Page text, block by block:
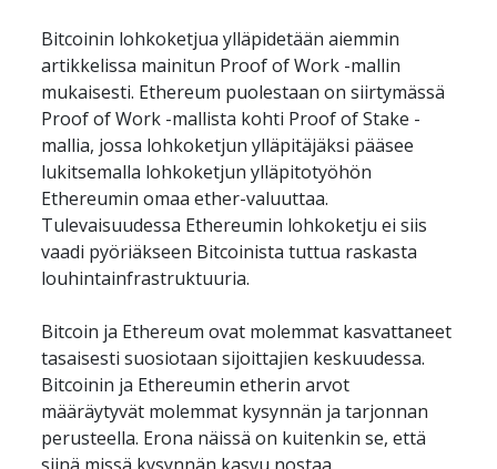
Bitcoinin lohkoketjua ylläpidetään aiemmin
artikkelissa mainitun Proof of Work -mallin
mukaisesti. Ethereum puolestaan on siirtymässä
Proof of Work -mallista kohti Proof of Stake -
mallia, jossa lohkoketjun ylläpitäjäksi pääsee
lukitsemalla lohkoketjun ylläpitotyöhön
Ethereumin omaa ether-valuuttaa.
Tulevaisuudessa Ethereumin lohkoketju ei siis
vaadi pyöriäkseen Bitcoinista tuttua raskasta
louhintainfrastruktuuria.
Bitcoin ja Ethereum ovat molemmat kasvattaneet
tasaisesti suosiotaan sijoittajien keskuudessa.
Bitcoinin ja Ethereumin etherin arvot
määräytyvät molemmat kysynnän ja tarjonnan
perusteella. Erona näissä on kuitenkin se, että